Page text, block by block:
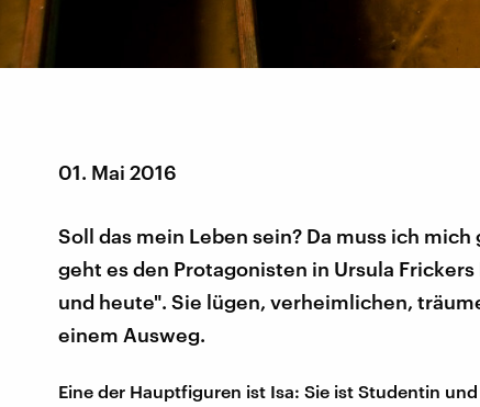
01. Mai 2016
Soll das mein Leben sein? Da muss ich
geht es den Protagonisten in Ursula
und heute". Sie lügen, verheimlichen,
einem Ausweg.
Eine der Hauptfiguren ist Isa: Sie ist Studentin